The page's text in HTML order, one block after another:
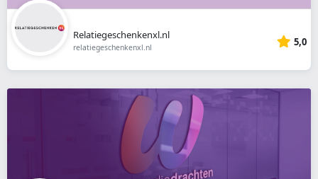
Relatiegeschenkenxl.nl
relatiegeschenkenxl.nl 5,0